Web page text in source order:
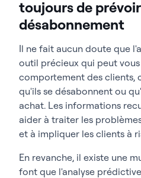
toujours de
désabonnement
Il ne fait aucun doute que
outil précieux qui peut
comportement des clients,
qu'ils se désabonnent ou
achat. Les informations
aider à traiter les
et à impliquer les clients à
En revanche, il existe une
font que l'analyse